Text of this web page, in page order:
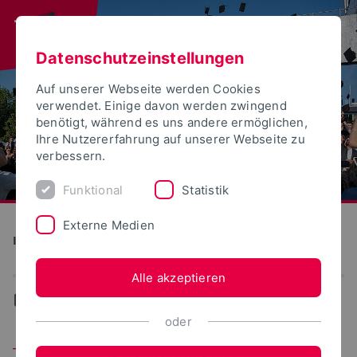
Institute for Life Science Technologies
... Team
Datenschutzeinstellungen
Auf unserer Webseite werden Cookies
verwendet. Einige davon werden zwingend
benötigt, während es uns andere ermöglichen,
Ihre Nutzererfahrung auf unserer Webseite zu
verbessern.
Funktional Statistik
Externe Medien
Alle akzeptieren
oder